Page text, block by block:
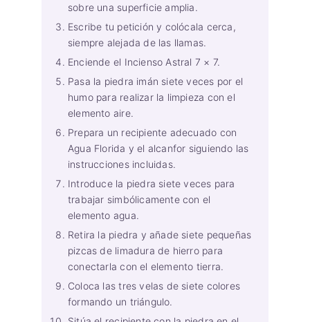
sobre una superficie amplia.
Escribe tu petición y colócala cerca,
siempre alejada de las llamas.
Enciende el Incienso Astral 7 × 7.
Pasa la piedra imán siete veces por el
humo para realizar la limpieza con el
elemento aire.
Prepara un recipiente adecuado con
Agua Florida y el alcanfor siguiendo las
instrucciones incluidas.
Introduce la piedra siete veces para
trabajar simbólicamente con el
elemento agua.
Retira la piedra y añade siete pequeñas
pizcas de limadura de hierro para
conectarla con el elemento tierra.
Coloca las tres velas de siete colores
formando un triángulo.